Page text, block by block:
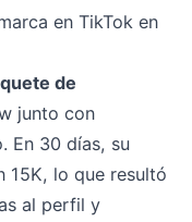
en TikTok en
de
junto con
En 30 días, su
15K, lo que resultó
al perfil y